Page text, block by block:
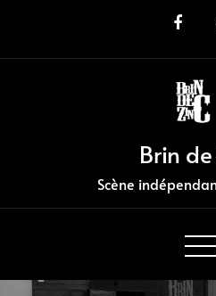
Brin
Scène